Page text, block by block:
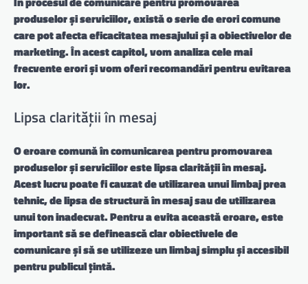
produselor și serviciilor, există o serie de erori comune
care pot afecta eficacitatea mesajului și a obiectivelor de
marketing. În acest capitol, vom analiza cele mai
frecvente erori și vom oferi recomandări pentru evitarea
lor.
Lipsa clarității în mesaj
O eroare comună în comunicarea pentru promovarea
produselor și serviciilor este lipsa clarității în mesaj.
Acest lucru poate fi cauzat de utilizarea unui limbaj prea
tehnic, de lipsa de structură în mesaj sau de utilizarea
unui ton inadecvat. Pentru a evita această eroare, este
important să se definească clar obiectivele de
comunicare și să se utilizeze un limbaj simplu și accesibil
pentru publicul țintă.